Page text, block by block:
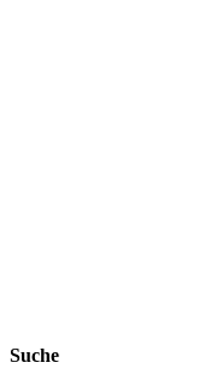
Suche